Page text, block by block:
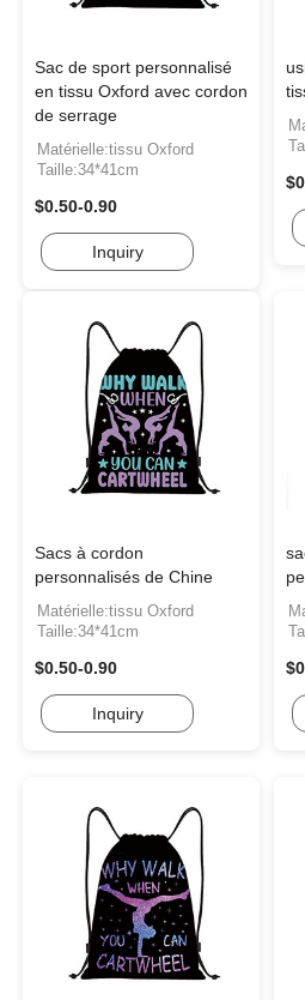
Sac de sport personnalisé
en tissu Oxford avec cordon
de serrage
Matérielle:tissu Oxford
Taille:34*41cm
$0.50-0.90
Inquiry
Sacs à cordon
personnalisés de Chine
Matérielle:tissu Oxford
Taille:34*41cm
$0.50-0.90
Inquiry